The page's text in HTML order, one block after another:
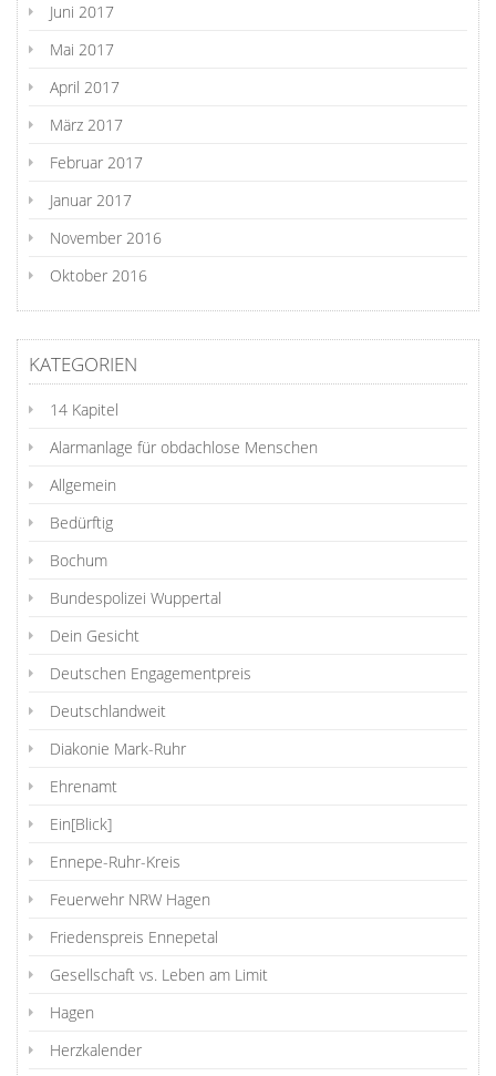
Juni 2017
Mai 2017
April 2017
März 2017
Februar 2017
Januar 2017
November 2016
Oktober 2016
KATEGORIEN
14 Kapitel
Alarmanlage für obdachlose Menschen
Allgemein
Bedürftig
Bochum
Bundespolizei Wuppertal
Dein Gesicht
Deutschen Engagementpreis
Deutschlandweit
Diakonie Mark-Ruhr
Ehrenamt
Ein[Blick]
Ennepe-Ruhr-Kreis
Feuerwehr NRW Hagen
Friedenspreis Ennepetal
Gesellschaft vs. Leben am Limit
Hagen
Herzkalender